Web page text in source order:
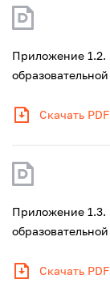
Приложение 1.2.
Скачать PDF
Приложение 1.3.
Скачать PDF